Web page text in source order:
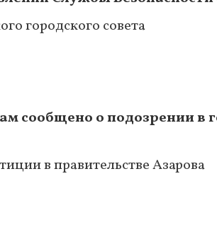
городского совета
сообщено о подозрении в
в правительстве Азарова